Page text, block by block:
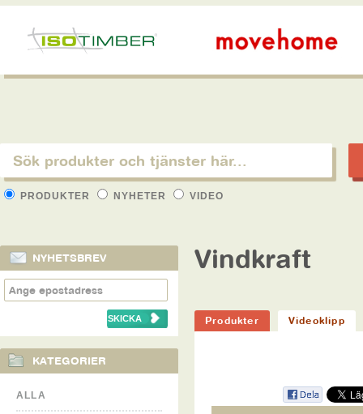
PRODUKTER NYHETER VIDEO
NYHETSBREV
KATEGORIER
ALLA
Vindkraft
Produkter Videoklipp